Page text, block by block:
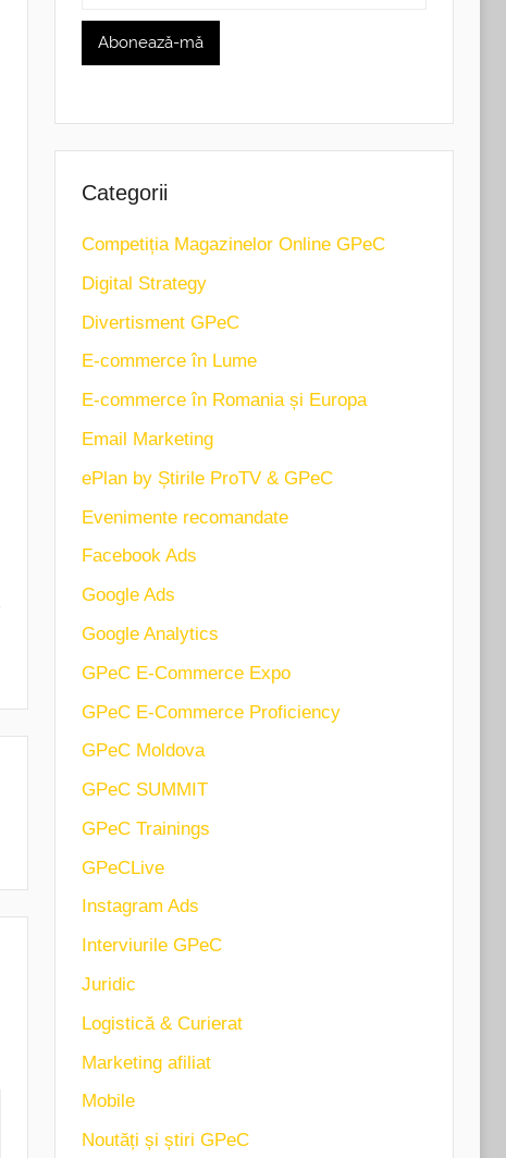
Categorii
Competiția Magazinelor Online GPeC
Digital Strategy
Divertisment GPeC
E-commerce în Lume
E-commerce în Romania și Europa
Email Marketing
ePlan by Știrile ProTV & GPeC
Evenimente recomandate
Facebook Ads
Google Ads
Google Analytics
GPeC E-Commerce Expo
GPeC E-Commerce Proficiency
GPeC Moldova
GPeC SUMMIT
GPeC Trainings
GPeCLive
Instagram Ads
Interviurile GPeC
Juridic
Logistică & Curierat
Marketing afiliat
Mobile
Noutăți și știri GPeC